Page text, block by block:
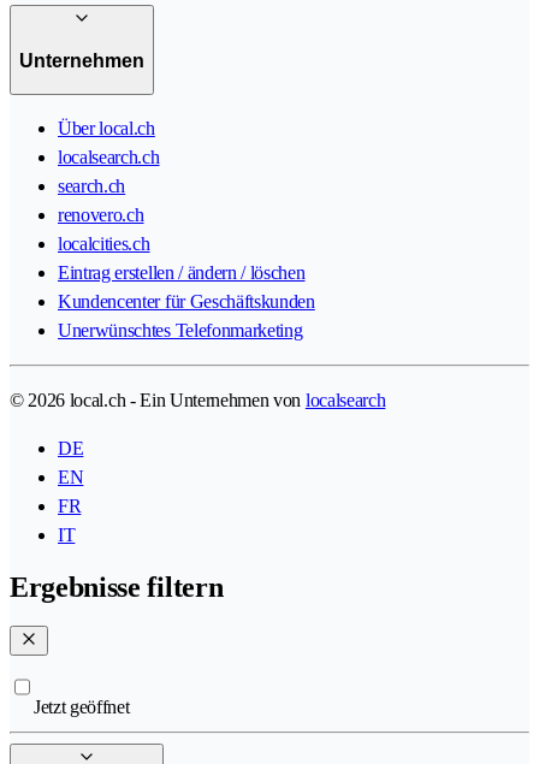
Unternehmen
Über local.ch
localsearch.ch
search.ch
renovero.ch
localcities.ch
Eintrag erstellen / ändern / löschen
Kundencenter für Geschäftskunden
Unerwünschtes Telefonmarketing
© 2026 local.ch - Ein Unternehmen von localsearch
DE
EN
FR
IT
Ergebnisse filtern
Jetzt geöffnet